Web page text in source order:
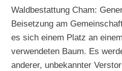
Waldbestattung Cham:
Beisetzung am
es sich einem Platz an
verwendeten Baum. Es
anderer, unbekannter